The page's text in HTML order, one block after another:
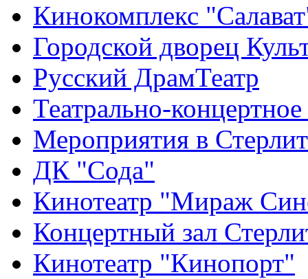
Кинокомплекс
Городской дворец
Русский ДрамТеатр
Театрально-
Мероприятия в
ДК "Сода"
Кинотеатр "Мираж
Концертный зал
Кинотеатр "Кинопорт"